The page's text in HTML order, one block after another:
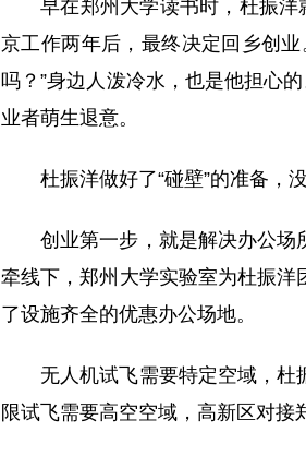
早在郑州大学读书时，杜振洋
京工作两年后，最终决定回乡创
吗？”身边人泼冷水，也是他担心
业者萌生退意。
杜振洋做好了“碰壁”的准备，
创业第一步，就是解决办公
牵线下，郑州大学实验室为杜振
了设施齐全的优惠办公场地。
无人机试飞需要特定空域，
限试飞需要高空空域，高新区对接